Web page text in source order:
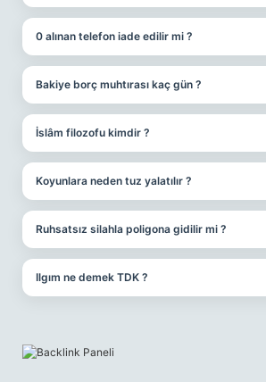
0 alınan telefon iade edilir mi ?
Bakiye borç muhtırası kaç gün ?
İslâm filozofu kimdir ?
Koyunlara neden tuz yalatılır ?
Ruhsatsız silahla poligona gidilir mi ?
Ilgım ne demek TDK ?